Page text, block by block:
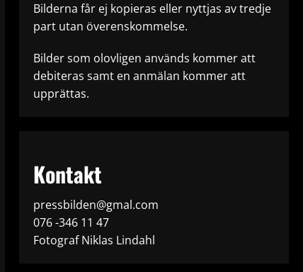
Bilderna får ej kopieras eller nyttjas av tredje
part utan överenskommelse.
Bilder som olovligen används kommer att
debiteras samt en anmälan kommer att
upprättas.
Kontakt
pressbilden@gmal.com
076 -346 11 47
Fotograf Niklas Lindahl